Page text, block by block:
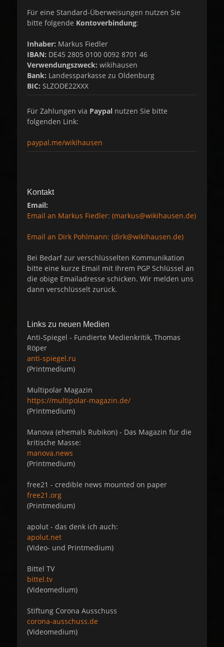
Für eine Standard-Überweisungen nutzen Sie
bitte folgende Kontoverbindung:
Inhaber: Markus Fiedler
IBAN: DE45 2805 0100 0092 8701 46
Verwendungszweck: wikihausen
Bank: Landessparkasse zu Oldenburg
BIC: SLZODE22XXX
Für Zahlungen via Paypal nutzen Sie bitte
folgenden Link:
paypal.me/wikihausen
Kontakt
Email:
Email an Markus Fiedler: (markus@wikihausen.de)
Email an Dirk Pohlmann: (dirk@wikihausen.de)
Bei Bedarf zur verschlüsselten Kommunikation
bitte eine kurze Email mit Ihrem PGP Schlüssel an
die obige Emailadresse schicken. Wir melden uns
dann verschlüsselt zurück.
Links zu neuen Medien
Anti-Spiegel - Fundierte Medienkritik, Thomas
Röper
anti-spiegel.ru
(Printmedium)
Multipolar Magazin
https://multipolar-magazin.de/
(Printmedium)
Manova (ehemals Rubikon) - Das Magazin für die
kritische Masse:
manova.news
(Printmedium)
free21 - credible news mounted on paper
free21.org
(Printmedium)
apolut - das denk ich auch:
apolut.net
(Video- und Printmedium)
Bittel TV
bittel.tv
(Videomedium)
Stiftung Corona Ausschuss
corona-ausschuss.de
(Videomedium)